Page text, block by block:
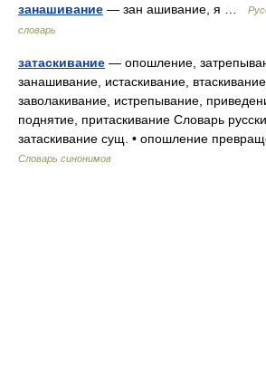
занашивание — зан ашивание, я …
словарь
затаскивание — опошление,
занашивание, истаскивание,
заволакивание, истрепывание,
поднятие, притаскивание Словарь
затаскивание сущ. • опошление
Словарь синонимов